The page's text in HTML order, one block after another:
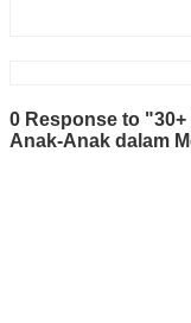
0 Response to
Anak-Anak dalam